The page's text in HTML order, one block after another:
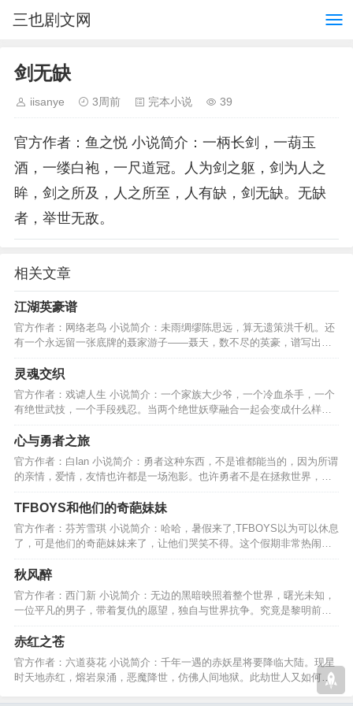
三也剧文网
剑无缺
iisanye 3周前 完本小说 39
官方作者：鱼之悦 小说简介：一柄长剑，一葫玉
酒，一缕白袍，一尺道冠。人为剑之躯，剑为人之
眸，剑之所及，人之所至，人有缺，剑无缺。无缺
者，举世无敌。
相关文章
江湖英豪谱
官方作者：网络老鸟 小说简介：未雨绸缪陈思远，算无遗策洪千机。还
有一个永远留一张底牌的聂家游子——聂天，数不尽的英豪，谱写出传
奇的江湖英豪谱。。。…
灵魂交织
官方作者：戏谑人生 小说简介：一个家族大少爷，一个冷血杀手，一个
有绝世武技，一个手段残忍。当两个绝世妖孽融合一起会变成什么样
是？救世主？还是杀帝？…
心与勇者之旅
官方作者：白lan 小说简介：勇者这种东西，不是谁都能当的，因为所谓
的亲情，爱情，友情也许都是一场泡影。也许勇者不是在拯救世界，而
是在伤害自己的心。…
TFBOYS和他们的奇葩妹妹
官方作者：芬芳雪琪 小说简介：哈哈，暑假来了,TFBOYS以为可以休息
了，可是他们的奇葩妹妹来了，让他们哭笑不得。这个假期非常热闹，
（好奇葩的妹妹啊~^O^）…
秋风醉
官方作者：西门新 小说简介：无边的黑暗映照着整个世界，曙光未知，
一位平凡的男子，带着复仇的愿望，独自与世界抗争。究竟是黎明前的
暗夜还是无边的黑暗？…
赤红之苍
官方作者：六道葵花 小说简介：千年一遇的赤妖星将要降临大陆。现星
时天地赤红，熔岩泉涌，恶魔降世，仿佛人间地狱。此劫世人又如何去